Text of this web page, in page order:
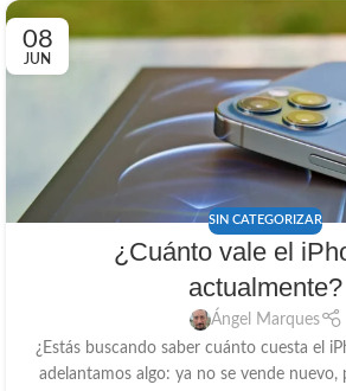
08
JUN
SIN CATEGORIZAR
¿Cuánto vale el
actualmente?
Ángel Marques
¿Estás buscando saber cuánto cuesta el
adelantamos algo: ya no se vende nuevo,